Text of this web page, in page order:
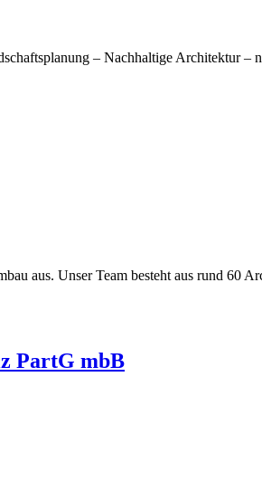
– Nachhaltige Architektur –
aus. Unser Team besteht aus rund 60
PartG mbB